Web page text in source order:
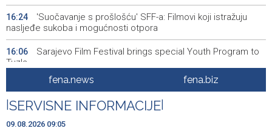
16:24
'Suočavanje s prošlošću' SFF-a: Filmovi koji istražuju
nasljeđe sukoba i mogućnosti otpora
16:06
Sarajevo Film Festival brings special Youth Program to
Tuzla
Posuški turnir 'Kamen, krš i maslina' potvrdio svoj ugled,
Kukoč ponovno na Topali
15:40 Priopćenje za javnost HDZ 1990
fena.news fena.biz
SERVISNE INFORMACIJE
09.08.2026 09:05